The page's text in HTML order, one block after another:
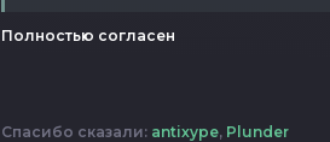
Полностью согласен
Спасибо сказали: antixype, Plunder